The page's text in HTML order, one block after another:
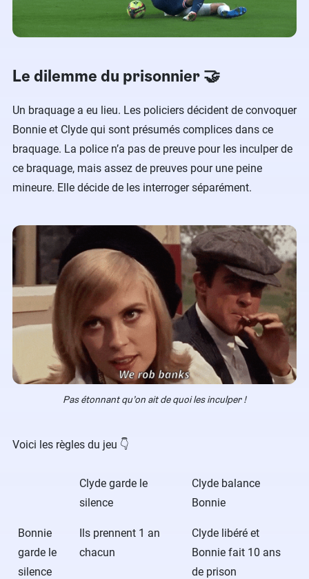
Le dilemme du prisonnier 🤝
Un braquage a eu lieu. Les policiers décident de convoquer
Bonnie et Clyde qui sont présumés complices dans ce
braquage. La police n’a pas de preuve pour les inculper de
ce braquage, mais assez de preuves pour une peine
mineure. Elle décide de les interroger séparément.
Pas étonnant qu’on ait de quoi les inculper !
Voici les règles du jeu 👇
Clyde garde le
silence
Clyde balance
Bonnie
Bonnie
garde le
silence
Ils prennent 1 an
chacun
Clyde libéré et
Bonnie fait 10 ans
de prison